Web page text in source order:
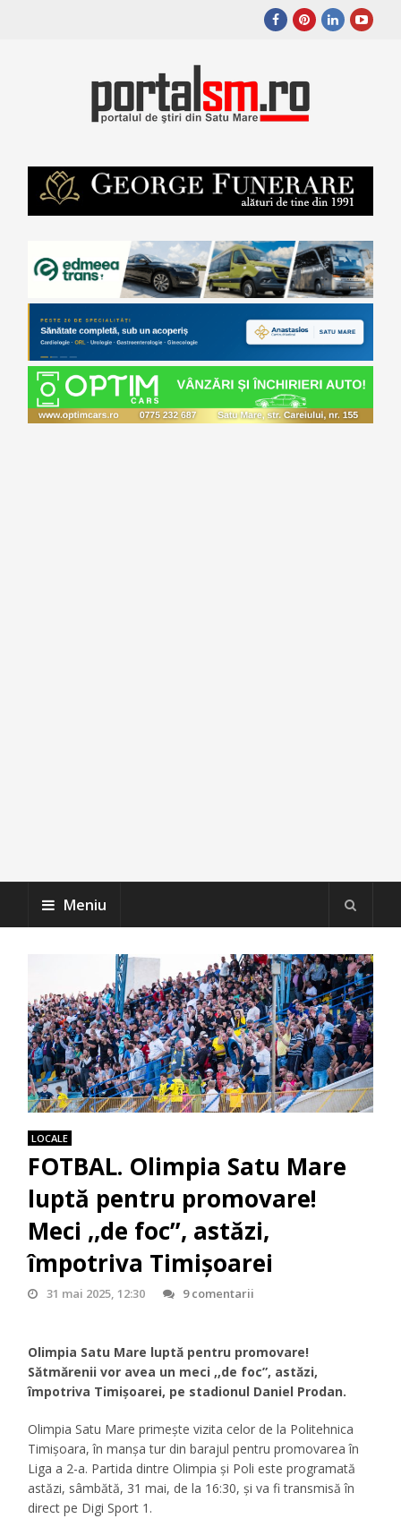
Meniu
LOCALE
FOTBAL. Olimpia Satu Mare
luptă pentru promovare!
Meci ,,de foc”, astăzi,
împotriva Timișoarei
31 mai 2025, 12:30 9 comentarii
Olimpia Satu Mare luptă pentru promovare!
Sătmărenii vor avea un meci ,,de foc”, astăzi,
împotriva Timișoarei, pe stadionul Daniel Prodan.
Olimpia Satu Mare primește vizita celor de la Politehnica
Timișoara, în manșa tur din barajul pentru promovarea în
Liga a 2-a. Partida dintre Olimpia și Poli este programată
astăzi, sâmbătă, 31 mai, de la 16:30, și va fi transmisă în
direct pe Digi Sport 1.